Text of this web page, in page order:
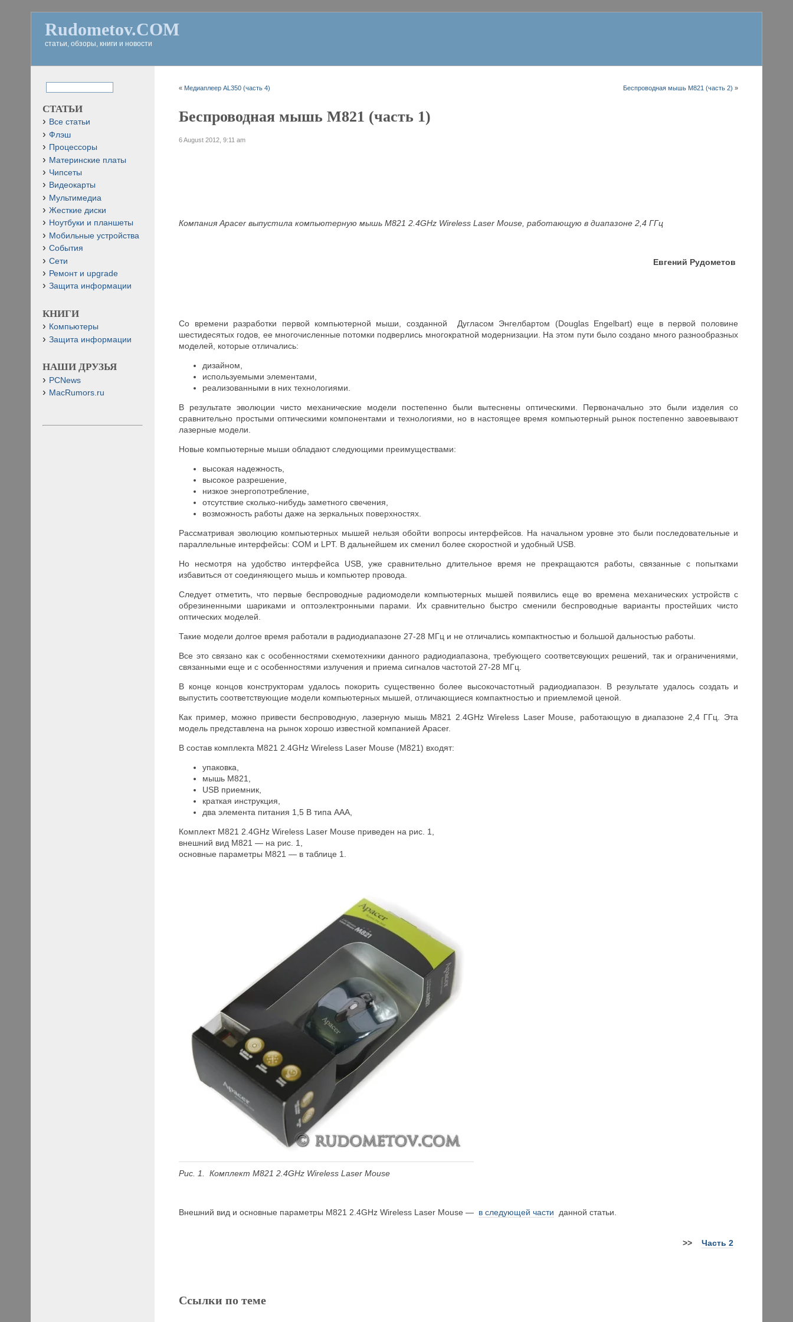
Rudometov.COM
статьи, обзоры, книги и новости
« Медиаплеер AL350 (часть 4) Беспроводная мышь M821 (часть 2) »
Беспроводная мышь M821 (часть 1)
6 August 2012, 9:11 am
Компания Apacerвыпустила компьютерную мышь M821 2.4GHz Wireless Laser Mouse, работающую в диапазоне 2,4 ГГц
Евгений Рудометов
Со времени разработки первой компьютерной мыши, созданной Дугласом Энгелбартом (Douglas Engelbart) еще в первой половине
шестидесятых годов, ее многочисленные потомки подверлись многократной модернизации. На этом пути было создано много разнообразных
моделей, которые отличались:
дизайном,
используемыми элементами,
реализованными в них технологиями.
В результате эволюции чисто механические модели постепенно были вытеснены оптическими. Первоначально это были изделия со
сравнительно простыми оптическими компонентами и технологиями, но в настоящее время компьютерный рынок постепенно завоевывают
лазерные модели.
Новые компьютерные мыши обладают следующими преимуществами:
высокая надежность,
высокое разрешение,
низкое энергопотребление,
отсутствие сколько-нибудь заметного свечения,
возможность работы даже на зеркальных поверхностях.
Рассматривая эволюцию компьютерных мышей нельзя обойти вопросы интерфейсов. На начальном уровне это были последовательные и
параллельные интерфейсы: COM и LPT. В дальнейшем их сменил более скоростной и удобный USB.
Но несмотря на удобство интерфейса USB, уже сравнительно длительное время не прекращаются работы, связанные с попытками
избавиться от соединяющего мышь и компьютер провода.
Следует отметить, что первые беспроводные радиомодели компьютерных мышей появились еще во времена механических устройств с
обрезиненными шариками и оптоэлектронными парами. Их сравнительно быстро сменили беспроводные варианты простейших чисто
оптических моделей.
Такие модели долгое время работали в радиодиапазоне 27-28 МГц и не отличались компактностью и большой дальностью работы.
Все это связано как с особенностями схемотехники данного радиодиапазона, требующего соответсвующих решений, так и ограничениями,
связанными еще и с особенностями излучения и приема сигналов частотой 27-28 МГц.
В конце концов конструкторам удалось покорить существенно более высокочастотный радиодиапазон. В результате удалось создать и
выпустить соответствующие модели компьютерных мышей, отличающиеся компактностью и приемлемой ценой.
Как пример, можно привести беспроводную, лазерную мышь M821 2.4GHz Wireless Laser Mouse, работающую в диапазоне 2,4 ГГц. Эта
модель представлена на рынок хорошо известной компанией Apacer.
В состав комплекта M821 2.4GHz Wireless Laser Mouse (M821) входят:
упаковка,
мышь M821,
USB приемник,
краткая инструкция,
два элемента питания 1,5 В типа ААА,
Комплект M821 2.4GHz Wireless Laser Mouse приведен на рис. 1,
внешний вид M821 — на рис. 1,
основные параметры M821 — в таблице 1.
Рис. 1. Комплект M821 2.4GHz Wireless Laser Mouse
Внешний вид и основные параметры M821 2.4GHz Wireless Laser Mouse — в следующей части данной статьи.
>> Часть 2
Ссылки по теме
СТАТЬИ
Все статьи
Флэш
Процессоры
Материнские платы
Чипсеты
Видеокарты
Мультимедиа
Жесткие диски
Ноутбуки и планшеты
Мобильные устройства
События
Сети
Ремонт и upgrade
Защита информации
КНИГИ
Компьютеры
Защита информации
НАШИ ДРУЗЬЯ
PCNews
MacRumors.ru